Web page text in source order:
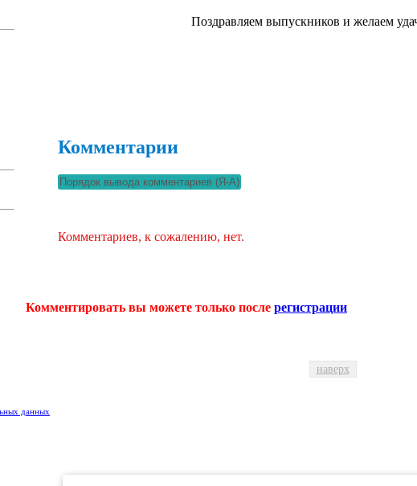
Поздравляем выпускников и желаем
Комментарии
Комментариев, к сожалению, нет.
Комментировать вы можете только после регистрации
наверх
данных